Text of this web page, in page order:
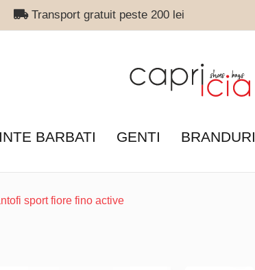
Transport gratuit peste 200 lei
BARBATI GENTI BRANDURI
sport fiore fino active